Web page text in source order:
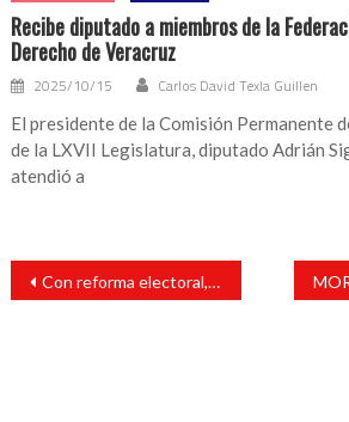
Recibe diputado a miembros de la
Derecho de Veracruz
2025/10/15 Carlos David Texla Guillen
El presidente de la Comisión Permanente
de la LXVII Legislatura, diputado Adrián
atendió a
Navegación
entradas
Con reforma electoral, ahorraremos 2 mil 84 mdp que apuntalarán el progreso y desarrollo social: Ana Miriam Ferráez